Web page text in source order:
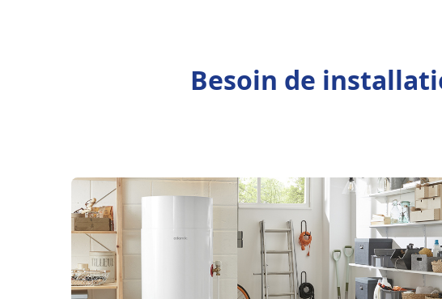
Besoin de